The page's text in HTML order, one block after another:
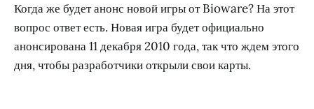
Когда же будет анонс новой игры от Bioware? На этот
вопрос ответ есть. Новая игра будет официально
анонсирована 11 декабря 2010 года, так что ждем этого
дня, чтобы разработчики открыли свои карты.